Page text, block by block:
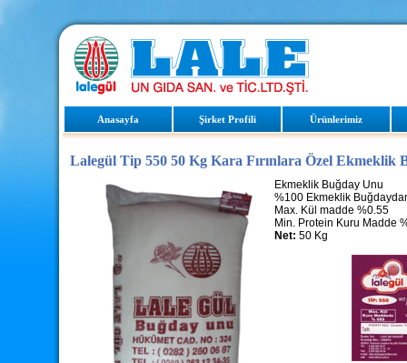
Anasayfa Şirket Profili Ürünlerimiz
Lalegül Tip 550 50 Kg Kara Fırınlara Özel Ekmeklik
Ekmeklik Buğday Unu
%100 Ekmeklik
Max. Kül madde %0.55
Min. Protein Kuru Madde
Net: 50 Kg